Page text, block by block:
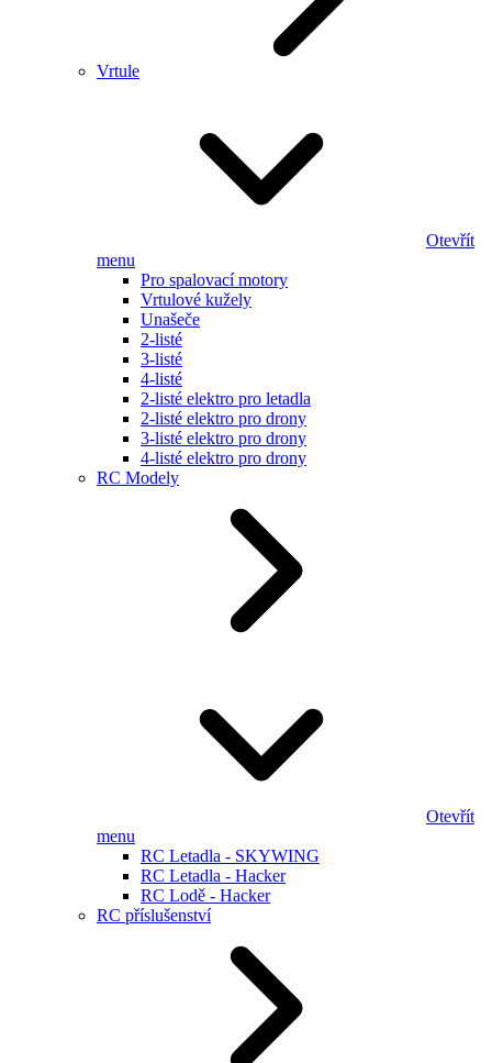
Vrtule
Otevřít
menu
Pro spalovací motory
Vrtulové kužely
Unašeče
2-listé
3-listé
4-listé
2-listé elektro pro letadla
2-listé elektro pro drony
3-listé elektro pro drony
4-listé elektro pro drony
RC Modely
Otevřít
menu
RC Letadla - SKYWING
RC Letadla - Hacker
RC Lodě - Hacker
RC příslušenství